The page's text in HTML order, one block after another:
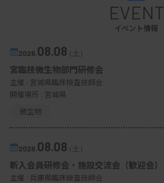
EVENT
イベント情報
2026. 08.08（土）
宮臨技微生物部門研修会
主催 : 宮城県臨床検査技師会
開催場所 : 宮城県
微生物
2026. 08.08（土）
新入会員研修会・施設交流会（歓迎会）
主催 : 兵庫県臨床検査技師会